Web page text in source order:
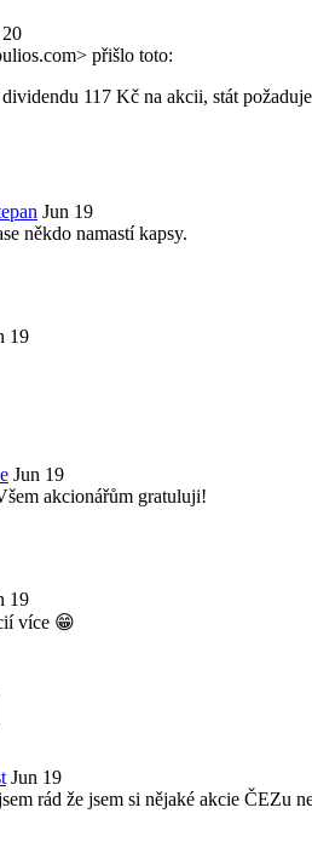
přišlo toto:
117 Kč na akcii, stát
Jun 19
někdo namastí kapsy.
19
Jun 19
akcionářům gratuluji!
19
více 😁
Jun 19
rád že jsem si nějaké akcie ČEZu